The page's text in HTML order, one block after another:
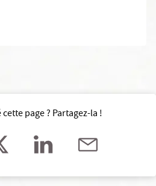
page ? Partagez-la !